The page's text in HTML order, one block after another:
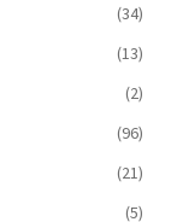
(34)
(13)
(2)
(96)
(21)
(5)